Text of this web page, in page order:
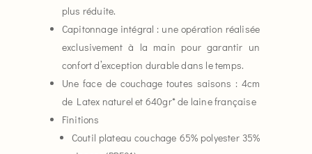
plus réduite.
Capitonnage intégral : une opération réalisée
exclusivement à la main pour garantir un
confort d’exception durable dans le temps.
Une face de couchage toutes saisons : 4cm
de Latex naturel et 640gr* de laine française
Finitions
Coutil plateau couchage 65% polyester 35%